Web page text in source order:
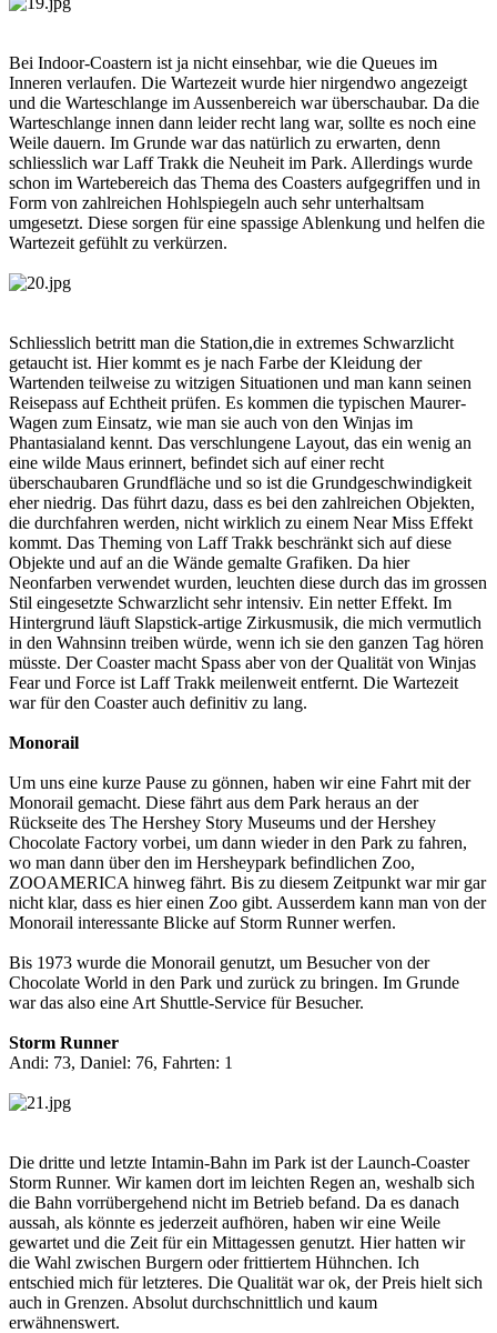
Bei Indoor-Coastern ist ja nicht einsehbar, wie die Queues im
Inneren verlaufen. Die Wartezeit wurde hier nirgendwo angezeigt
und die Warteschlange im Aussenbereich war überschaubar. Da die
Warteschlange innen dann leider recht lang war, sollte es noch eine
Weile dauern. Im Grunde war das natürlich zu erwarten, denn
schliesslich war Laff Trakk die Neuheit im Park. Allerdings wurde
schon im Wartebereich das Thema des Coasters aufgegriffen und in
Form von zahlreichen Hohlspiegeln auch sehr unterhaltsam
umgesetzt. Diese sorgen für eine spassige Ablenkung und helfen die
Wartezeit gefühlt zu verkürzen.
Schliesslich betritt man die Station,die in extremes Schwarzlicht
getaucht ist. Hier kommt es je nach Farbe der Kleidung der
Wartenden teilweise zu witzigen Situationen und man kann seinen
Reisepass auf Echtheit prüfen. Es kommen die typischen Maurer-
Wagen zum Einsatz, wie man sie auch von den Winjas im
Phantasialand kennt. Das verschlungene Layout, das ein wenig an
eine wilde Maus erinnert, befindet sich auf einer recht
überschaubaren Grundfläche und so ist die Grundgeschwindigkeit
eher niedrig. Das führt dazu, dass es bei den zahlreichen Objekten,
die durchfahren werden, nicht wirklich zu einem Near Miss Effekt
kommt. Das Theming von Laff Trakk beschränkt sich auf diese
Objekte und auf an die Wände gemalte Grafiken. Da hier
Neonfarben verwendet wurden, leuchten diese durch das im grossen
Stil eingesetzte Schwarzlicht sehr intensiv. Ein netter Effekt. Im
Hintergrund läuft Slapstick-artige Zirkusmusik, die mich vermutlich
in den Wahnsinn treiben würde, wenn ich sie den ganzen Tag hören
müsste. Der Coaster macht Spass aber von der Qualität von Winjas
Fear und Force ist Laff Trakk meilenweit entfernt. Die Wartezeit
war für den Coaster auch definitiv zu lang.
Monorail
Um uns eine kurze Pause zu gönnen, haben wir eine Fahrt mit der
Monorail gemacht. Diese fährt aus dem Park heraus an der
Rückseite des The Hershey Story Museums und der Hershey
Chocolate Factory vorbei, um dann wieder in den Park zu fahren,
wo man dann über den im Hersheypark befindlichen Zoo,
ZOOAMERICA hinweg fährt. Bis zu diesem Zeitpunkt war mir gar
nicht klar, dass es hier einen Zoo gibt. Ausserdem kann man von der
Monorail interessante Blicke auf Storm Runner werfen.
Bis 1973 wurde die Monorail genutzt, um Besucher von der
Chocolate World in den Park und zurück zu bringen. Im Grunde
war das also eine Art Shuttle-Service für Besucher.
Storm Runner
Andi: 73, Daniel: 76, Fahrten: 1
Die dritte und letzte Intamin-Bahn im Park ist der Launch-Coaster
Storm Runner. Wir kamen dort im leichten Regen an, weshalb sich
die Bahn vorrübergehend nicht im Betrieb befand. Da es danach
aussah, als könnte es jederzeit aufhören, haben wir eine Weile
gewartet und die Zeit für ein Mittagessen genutzt. Hier hatten wir
die Wahl zwischen Burgern oder frittiertem Hühnchen. Ich
entschied mich für letzteres. Die Qualität war ok, der Preis hielt sich
auch in Grenzen. Absolut durchschnittlich und kaum
erwähnenswert.